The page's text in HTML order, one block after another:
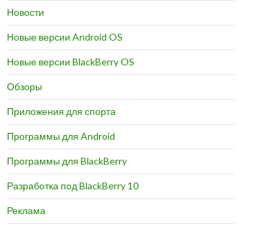
Новости
Новые версии Android OS
Новые версии BlackBerry OS
Обзоры
Приложения для спорта
Программы для Android
Программы для BlackBerry
Разработка под BlackBerry 10
Реклама